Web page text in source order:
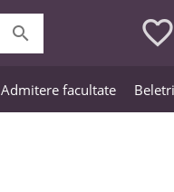
 
Admitere facultate